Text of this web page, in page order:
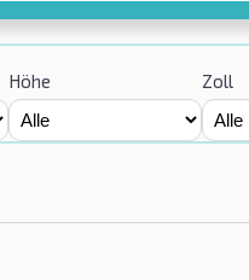
Höhe Zoll